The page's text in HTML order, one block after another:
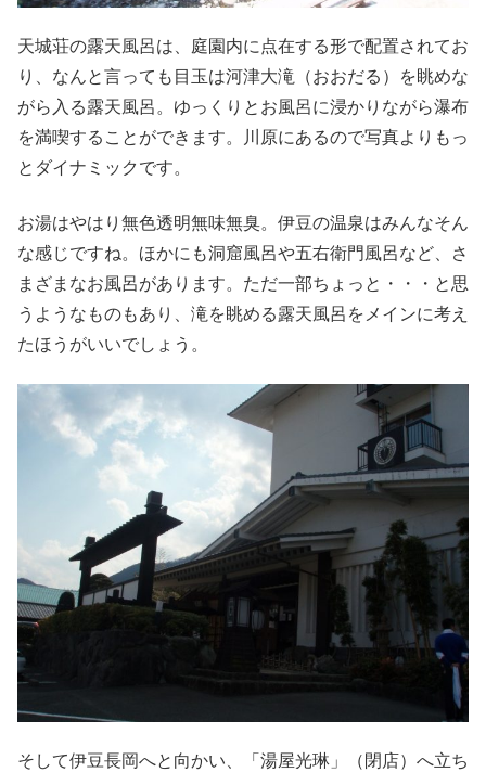
天城荘の露天風呂は、庭園内に点在する形で配置されてお
り、なんと言っても目玉は河津大滝（おおだる）を眺めな
がら入る露天風呂。ゆっくりとお風呂に浸かりながら瀑布
を満喫することができます。川原にあるので写真よりもっ
とダイナミックです。
お湯はやはり無色透明無味無臭。伊豆の温泉はみんなそん
な感じですね。ほかにも洞窟風呂や五右衛門風呂など、さ
まざまなお風呂があります。ただ一部ちょっと・・・と思
うようなものもあり、滝を眺める露天風呂をメインに考え
たほうがいいでしょう。
そして伊豆長岡へと向かい、「湯屋光琳」（閉店）へ立ち